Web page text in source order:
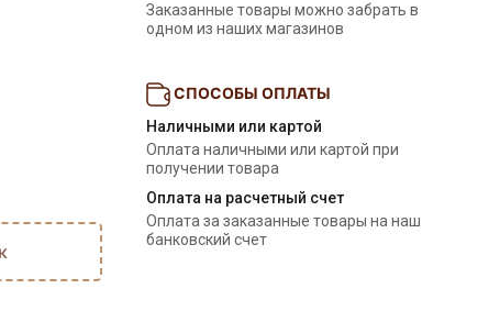
Заказанные товары можно забрать в
одном из наших магазинов
СПОСОБЫ ОПЛАТЫ
Наличными или картой
Оплата наличными или картой при
получении товара
Оплата на расчетный счет
Оплата за заказанные товары на наш
банковский счет